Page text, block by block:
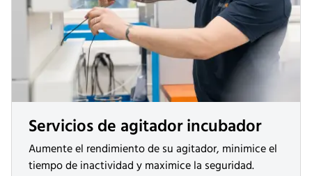
Servicios de agitador incubador
Aumente el rendimiento de su agitador, minimice el
tiempo de inactividad y maximice la seguridad.